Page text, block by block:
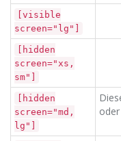
[visible
screen="lg"]
[hidden
screen="xs,
sm"]
[hidden
screen="md,
lg"]